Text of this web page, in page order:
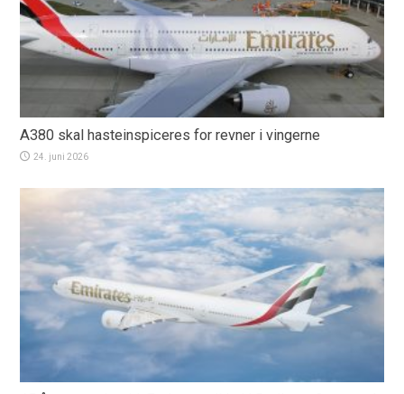
A380 skal hasteinspiceres for revner i vingerne
24. juni 2026